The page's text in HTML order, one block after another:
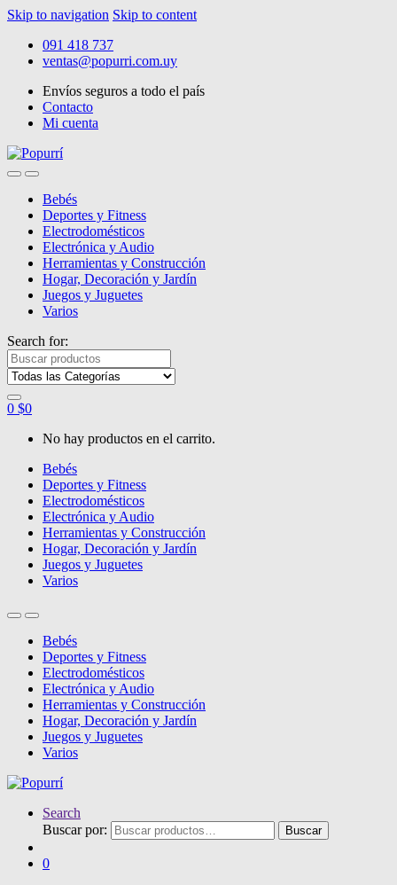
Skip to navigation Skip to content
091 418 737
ventas@popurri.com.uy
Envíos seguros a todo el país
Contacto
Mi cuenta
Bebés
Deportes y Fitness
Electrodomésticos
Electrónica y Audio
Herramientas y Construcción
Hogar, Decoración y Jardín
Juegos y Juguetes
Varios
Search for:
0 $0
No hay productos en el carrito.
Bebés
Deportes y Fitness
Electrodomésticos
Electrónica y Audio
Herramientas y Construcción
Hogar, Decoración y Jardín
Juegos y Juguetes
Varios
Bebés
Deportes y Fitness
Electrodomésticos
Electrónica y Audio
Herramientas y Construcción
Hogar, Decoración y Jardín
Juegos y Juguetes
Varios
Search
Buscar por:
Buscar
0